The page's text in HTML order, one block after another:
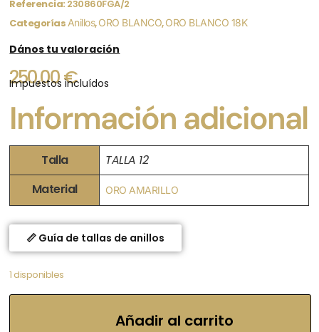
Referencia: 230860FGA/2
Categorías Anillos,ORO BLANCO,ORO BLANCO 18K
Dános tu valoración
250,00€
Impuestos incluídos
Información adicional
Talla
TALLA 12
Material
ORO AMARILLO
📏 Guía de tallas de anillos
1 disponibles
Añadir al carrito